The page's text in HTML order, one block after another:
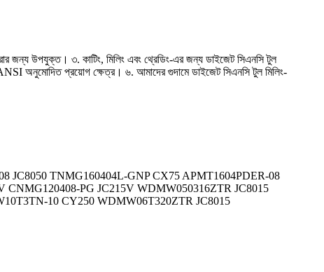
জন্য উপযুক্ত। ৩. কাটিং, মিলিং এবং থ্রেডিং-এর জন্য ডাইজেট সিএনসি টুল
অনুমোদিত প্রয়োগ ক্ষেত্র। ৬. আমাদের গুদামে ডাইজেট সিএনসি টুল মিলিং-
08 JC8050 TNMG160404L-GNP CX75 APMT1604PDER-08
CNMG120408-PG JC215V WDMW050316ZTR JC8015
10 CY250 WDMW06T320ZTR JC8015